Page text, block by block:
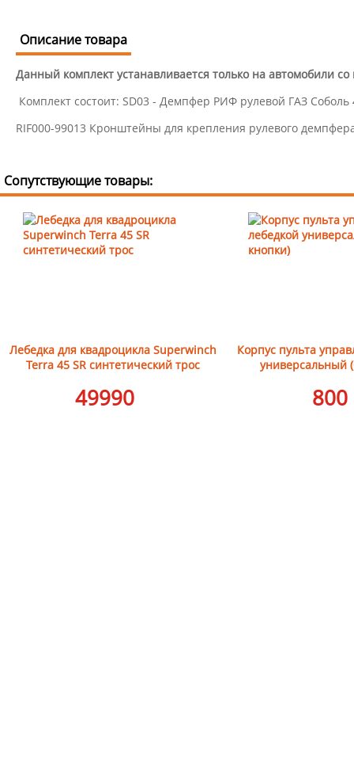
Описание товара
Данный комплект устанавливается только на автомобили
Комплект состоит: SD03 - Демпфер РИФ рулевой ГАЗ
RIF000-99013 Кронштейны для крепления рулевого
Сопутствующие товары:
Лебедка для квадроцикла Superwinch
Terra 45 SR синтетический трос
49990
Корпус пульта
универсальный
800